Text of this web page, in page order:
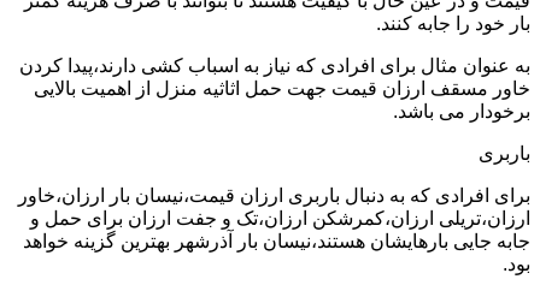
بار خود را جابه کنند.
به عنوان مثال برای افرادی که نیاز به اسباب کشی دارند،پیدا کردن
خاور مسقف ارزان قیمت جهت حمل اثاثیه منزل از اهمیت بالایی
برخودار می باشد.
باربری
برای افرادی که به دنبال باربری ارزان قیمت،نیسان بار ارزان،خاور
ارزان،تریلی ارزان،کمرشکن ارزان،تک و جفت ارزان برای حمل و
جابه جایی بارهایشان هستند،نیسان بار آذرشهر بهترین گزینه خواهد
بود.